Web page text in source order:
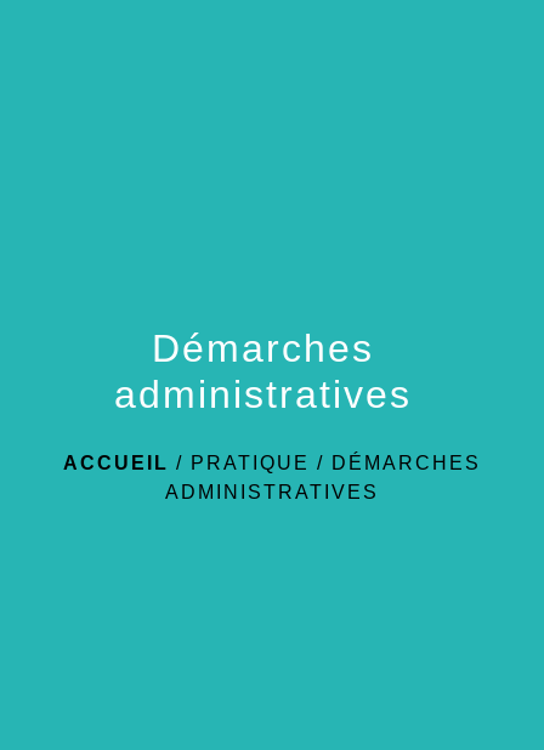
Démarches
administratives
ACCUEIL / PRATIQUE / DÉMARCHES
ADMINISTRATIVES